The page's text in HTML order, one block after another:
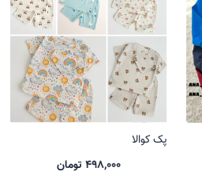
پک کوالا
498,000 تومان